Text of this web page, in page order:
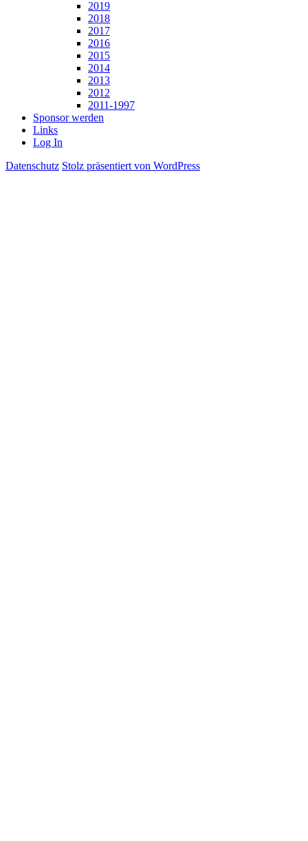
2019
2018
2017
2016
2015
2014
2013
2012
2011-1997
Sponsor werden
Links
Log In
Datenschutz Stolz präsentiert von WordPress